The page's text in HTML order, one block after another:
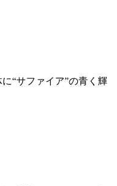
“サファイア”の青く輝